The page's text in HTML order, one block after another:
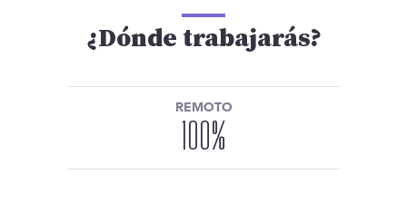
¿Dónde trabajarás?
REMOTO
100%